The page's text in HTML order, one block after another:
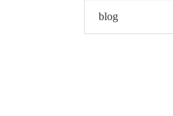
blog